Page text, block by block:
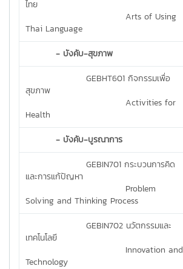
ไทย
Arts of Using
Thai Language
- บังคับ-สุขภาพ
GEBHT601 กิจกรรมเพื่อ
สุขภาพ
Activities for
Health
- บังคับ-บูรณาการ
GEBIN701 กระบวนการคิด
และการแก้ปัญหา
Problem
Solving and Thinking Process
GEBIN702 นวัตกรรมและ
เทคโนโลยี
Innovation and
Technology